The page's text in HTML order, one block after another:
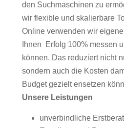
den Suchmaschinen zu
wir flexible und skalierbare
Online verwenden wir
Ihnen Erfolg 100% messen
können. Das reduziert nicht
sondern auch die Kosten
Budget gezielt ensetzen
Unsere Leistungen
unverbindliche